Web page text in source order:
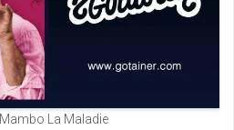
La Maladie